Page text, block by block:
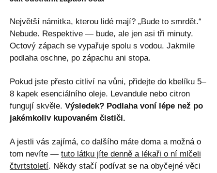
Největší námitka, kterou lidé mají? „Bude to smrdět.“
Nebude. Respektive — bude, ale jen asi tři minuty.
Octový zápach se vypařuje spolu s vodou. Jakmile
podlaha oschne, po zápachu ani stopa.
Pokud jste přesto citliví na vůni, přidejte do kbelíku 5–
8 kapek esenciálního oleje. Levandule nebo citron
fungují skvěle. Výsledek? Podlaha voní lépe než po
jakémkoliv kupovaném čističi.
A jestli vás zajímá, co dalšího máte doma a možná o
tom nevíte — tuto látku jíte denně a lékaři o ní mlčeli
čtvrtstoletí. Někdy stačí podívat se na obyčejné věci